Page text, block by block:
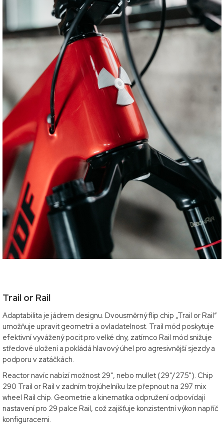
Trail or Rail
Adaptabilita je jádrem designu. Dvousměrný flip chip „Trail or Rail“
umožňuje upravit geometrii a ovladatelnost. Trail mód poskytuje
efektivní vyvážený pocit pro velké dny, zatímco Rail mód snižuje
středové uložení a pokládá hlavový úhel pro agresivnější sjezdy a
podporu v zatáčkách.
Reactor navíc nabízí možnost 29", nebo mullet (29"/27.5"). Chip
290 Trail or Rail v zadním trojúhelníku lze přepnout na 297 mix
wheel Rail chip. Geometrie a kinematika odpružení odpovídají
nastavení pro 29 palce Rail, což zajišťuje konzistentní výkon napříč
konfiguracemi.